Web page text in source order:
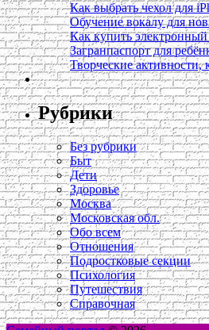
Как выбрать чехол для
Обучение вокалу для
Как купить
Загранпаспорт для
Творческие активности,
Рубрики
Без рубрики
Быт
Дети
Здоровье
Москва
Московская обл.
Обо всем
Отношения
Подростковые секции
Психология
Путешествия
Справочная